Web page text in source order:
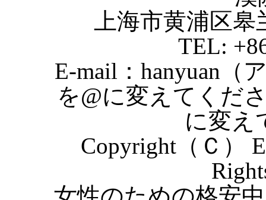
上海市黄浦区
TEL:
E-mail：hanyuan（
を@に変えてく
に変え
Copyright（Ｃ）